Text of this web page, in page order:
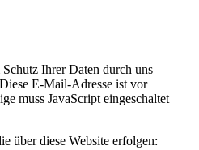
Ihrer Daten durch uns
Diese E-Mail-Adresse ist vor
muss JavaScript eingeschaltet
über diese Website erfolgen: